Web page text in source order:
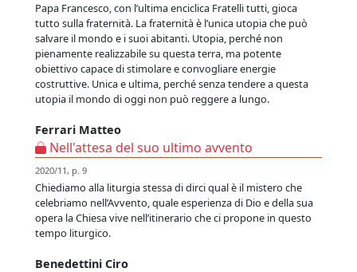
Papa Francesco, con l’ultima enciclica Fratelli tutti, gioca
tutto sulla fraternità. La fraternità è l’unica utopia che può
salvare il mondo e i suoi abitanti. Utopia, perché non
pienamente realizzabile su questa terra, ma potente
obiettivo capace di stimolare e convogliare energie
costruttive. Unica e ultima, perché senza tendere a questa
utopia il mondo di oggi non può reggere a lungo.
Ferrari Matteo
Nell'attesa del suo ultimo avvento
2020/11, p. 9
Chiediamo alla liturgia stessa di dirci qual è il mistero che
celebriamo nell’Avvento, quale esperienza di Dio e della sua
opera la Chiesa vive nell’itinerario che ci propone in questo
tempo liturgico.
Benedettini Ciro